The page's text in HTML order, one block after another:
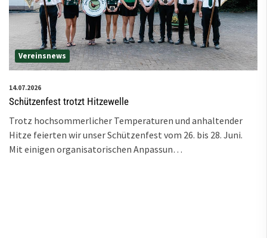
Vereinsnews
14.07.2026
Schützenfest trotzt Hitzewelle
Trotz hochsommerlicher Temperaturen und anhaltender
Hitze feierten wir unser Schützenfest vom 26. bis 28. Juni.
Mit einigen organisatorischen Anpassun…